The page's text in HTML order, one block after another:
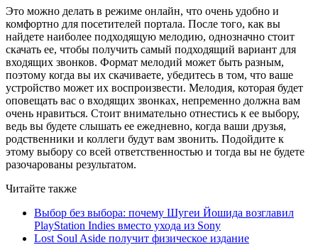
Это можно делать в режиме онлайн, что очень удобно и
комфортно для посетителей портала. После того, как вы
найдете наиболее подходящую мелодию, однозначно стоит
скачать ее, чтобы получить самый подходящий вариант для
входящих звонков. Формат мелодий может быть разным,
поэтому когда вы их скачиваете, убедитесь в том, что ваше
устройство может их воспроизвести. Мелодия, которая будет
оповещать вас о входящих звонках, непременно должна вам
очень нравиться. Стоит внимательно отнестись к ее выбору,
ведь вы будете слышать ее ежедневно, когда ваши друзья,
родственники и коллеги будут вам звонить. Подойдите к
этому выбору со всей ответственностью и тогда вы не будете
разочарованы результатом.
Читайте также
Выбор без выбора: почему Шугеи Йошида возглавил
PlayStation Indies вместо ухода из Sony
Lost Soul Aside получит физическое издание